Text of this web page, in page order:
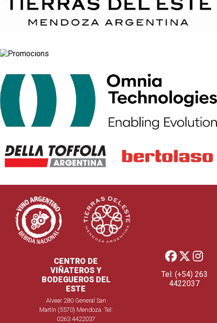
CENTRO DE
VIÑATEROS Y
BODEGUEROS DEL
ESTE
Alvear 280 General San
Martín (5570) Mendoza. Tel:
0263 4422037
Tel: (+54) 263
4422037